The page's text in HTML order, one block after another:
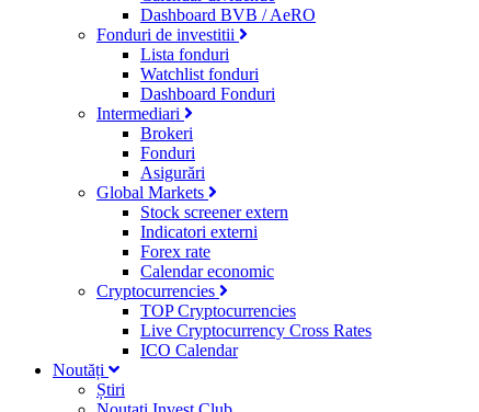
Dashboard BVB / AeRO
Fonduri de investitii
Lista fonduri
Watchlist fonduri
Dashboard Fonduri
Intermediari
Brokeri
Fonduri
Asigurări
Global Markets
Stock screener extern
Indicatori externi
Forex rate
Calendar economic
Cryptocurrencies
TOP Cryptocurrencies
Live Cryptocurrency Cross Rates
ICO Calendar
Noutăți
Știri